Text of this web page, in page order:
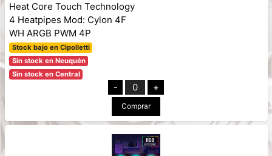
Heat Core Touch Technology
4 Heatpipes Mod: Cylon 4F
WH ARGB PWM 4P
Stock bajo en Cipolletti
Sin stock en Neuquén
Sin stock en Central
- 0 +
Comprar